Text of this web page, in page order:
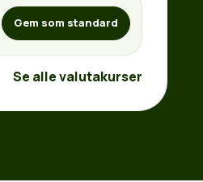
Gem som standard
Se alle valutakurser